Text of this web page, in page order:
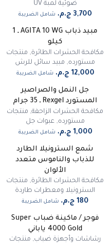
ضوئية لمبة UV
شامل الضريبة
مبيد ذباب AGITA 10 WG ـ 1
كيلو
مكافحة الحشرات الطائرة, منتجات
مستورده, مبيد سائل للرش
شامل الضريبة
غير متوفر
جل النمل والصراصير
المستورد Rexgel ـ 35 جرام
مكافحة الحشرات الزاحفة, منتجات
مستورده,عبوات جل
شامل الضريبة
شمع السترونيلا الطارد
للذباب والناموس متعدد
الألوان
مكافحة الحشرات الطائرة, منتجات
السترونيلا ومعطرات طاردة
شامل الضريبة
غير متوفرفوجر / ماكينة ضباب Super
4000 Gold ياباني
رشاشات وأجهزة ضباب, منتجات